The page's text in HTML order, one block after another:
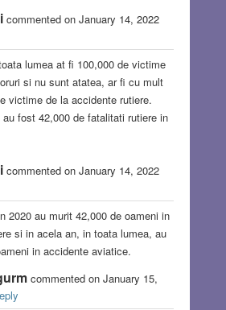
commented on January 14, 2022
lumea at fi 100,000 de victime
si nu sunt atatea, ar fi cu mult
victime de la accidente rutiere.
fost 42,000 de fatalitati rutiere in
commented on January 14, 2022
2020 au murit 42,000 de oameni in
si in acela an, in toata lumea, au
in accidente aviatice.
commented on January 15,